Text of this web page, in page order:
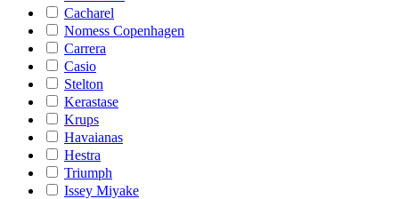
Cacharel
Nomess Copenhagen
Carrera
Casio
Stelton
Kerastase
Krups
Havaianas
Hestra
Triumph
Issey Miyake